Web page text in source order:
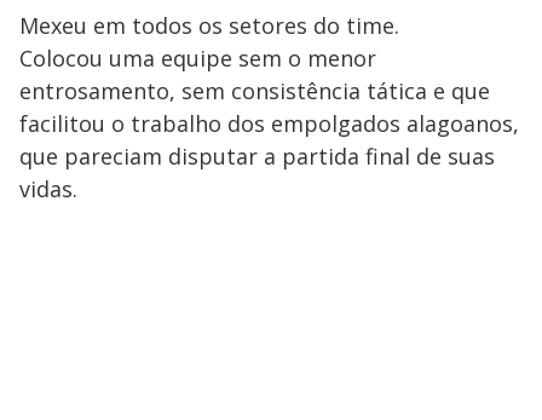
Mexeu em todos os setores do time.
Colocou uma equipe sem o menor
entrosamento, sem consistência tática e que
facilitou o trabalho dos empolgados alagoanos,
que pareciam disputar a partida final de suas
vidas.